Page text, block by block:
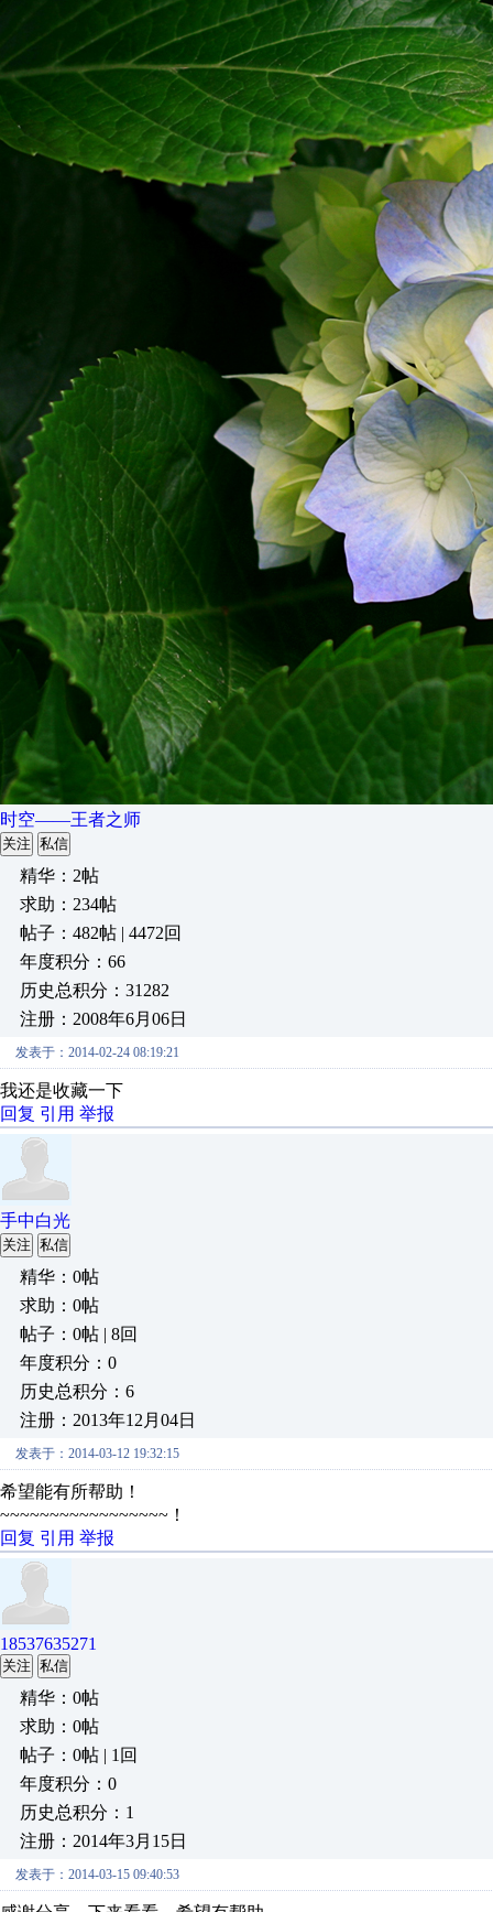
时空——王者之师
关注 私信
精华：2帖
求助：234帖
帖子：482帖 | 4472回
年度积分：66
历史总积分：31282
注册：2008年6月06日
发表于：2014-02-24 08:19:21
我还是收藏一下
回复 引用 举报
手中白光
关注 私信
精华：0帖
求助：0帖
帖子：0帖 | 8回
年度积分：0
历史总积分：6
注册：2013年12月04日
发表于：2014-03-12 19:32:15
希望能有所帮助！
~~~~~~~~~~~~~~~~~！
回复 引用 举报
18537635271
关注 私信
精华：0帖
求助：0帖
帖子：0帖 | 1回
年度积分：0
历史总积分：1
注册：2014年3月15日
发表于：2014-03-15 09:40:53